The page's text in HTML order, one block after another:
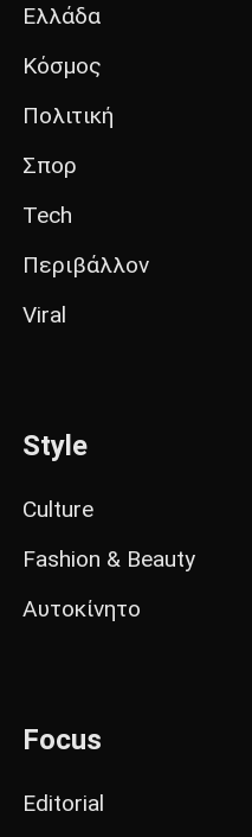
Ελλάδα
Κόσμος
Πολιτική
Σπορ
Tech
Περιβάλλον
Viral
Style
Culture
Fashion & Beauty
Αυτοκίνητο
Focus
Editorial